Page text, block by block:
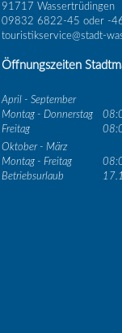
91717 Wassertrüdingen
09832 6822-45 oder -
touristikservice@stadt-
Öffnungszeiten
April - September
Montag - Donnerstag
Freitag
Oktober - März
Montag - Freitag
Betriebsurlaub